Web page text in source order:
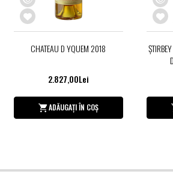
CHATEAU D YQUEM 2018
2.827,00Lei
ADĂUGAȚI ÎN COȘ